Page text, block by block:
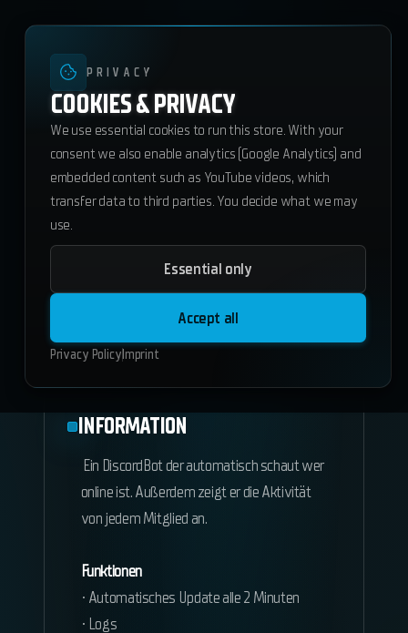
Dienst Bot 23.80€
INFORMATION
Ein DiscordBot der automatisch schaut wer
online ist. Außerdem zeigt er die Aktivität
von jedem Mitglied an.
Funktionen
• Automatisches Update alle 2 Minuten
• Logs
PRIVACY
COOKIES & PRIVACY
We use essential cookies to run this store. With your
consent we also enable analytics (Google Analytics) and
embedded content such as YouTube videos, which
transfer data to third parties. You decide what we may
use.
Essential only
Accept all
Privacy Policy Imprint